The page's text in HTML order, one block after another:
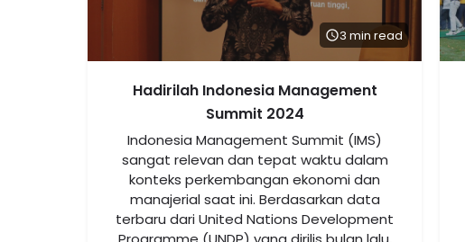
3 min read
Hadirilah Indonesia Management
Summit 2024
Indonesia Management Summit (IMS)
sangat relevan dan tepat waktu dalam
konteks perkembangan ekonomi dan
manajerial saat ini. Berdasarkan data
terbaru dari United Nations Development